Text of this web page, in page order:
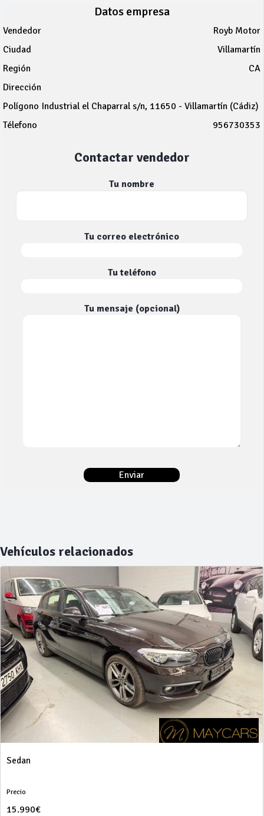
Datos empresa
Vendedor
Royb Motor
Ciudad
Villamartín
Región
CA
Dirección
Polígono Industrial el Chaparral s/n, 11650 - Villamartín (Cádiz)
Télefono
956730353
Contactar vendedor
Tu nombre
Tu correo electrónico
Tu teléfono
Tu mensaje (opcional)
Vehículos relacionados
Sedan
Precio
15.990€